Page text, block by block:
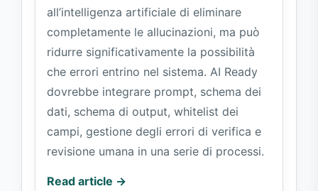
all’intelligenza artificiale di eliminare
completamente le allucinazioni, ma può
ridurre significativamente la possibilità
che errori entrino nel sistema. AI Ready
dovrebbe integrare prompt, schema dei
dati, schema di output, whitelist dei
campi, gestione degli errori di verifica e
revisione umana in una serie di processi.
Read article →